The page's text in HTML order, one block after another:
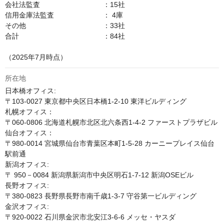
会社法監査　　　　　　　　　：15社
信用金庫法監査　　　　　　　： 4庫
その他　　　　　　　　　　　：33社
合計　　　　　　　　　　　　：84社
（2025年7月時点）
所在地
日本橋オフィス:
〒103-0027 東京都中央区日本橋1-2-10 東洋ビルディング
札幌オフィス：
〒060-0806 北海道札幌市北区北六条西1-4-2 ファーストプラザビル
仙台オフィス：
〒980-0014 宮城県仙台市青葉区本町1-5-28 カーニープレイス仙台
駅前通
新潟オフィス:
〒 950－0084 新潟県新潟市中央区明石1-7-12 新潟OSEビル
長野オフィス:
〒380-0823 長野県長野市南千歳1-3-7 守谷第一ビルディング
金沢オフィス:
〒920-0022 石川県金沢市北安江3-6-6 メッセ・ヤスダ